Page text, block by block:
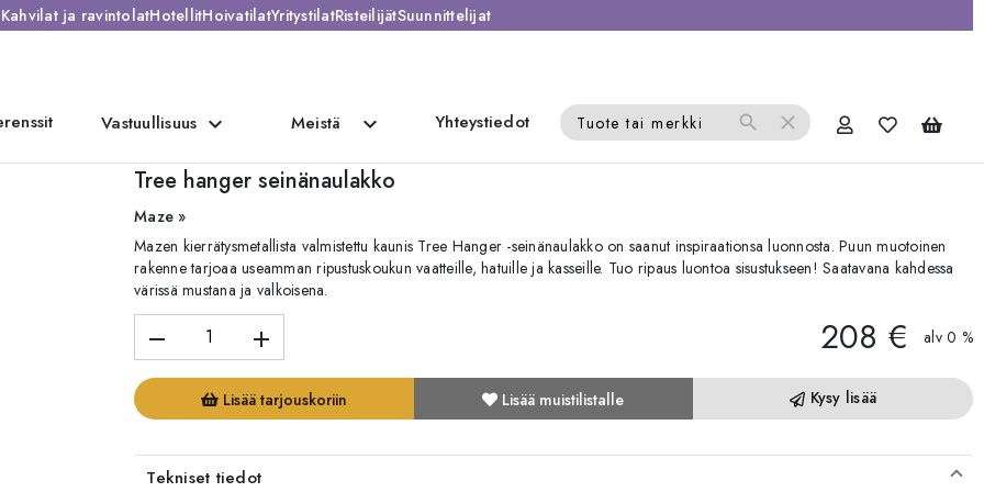
Kahvilat ja ravintolatHotellitHoivatilatYritystilatRisteilijätSuunnittelijat
Vastuullisuus expand_more Meistä expand_more Yhteystiedot Tuote tai merkki search close
Tree hanger seinänaulakko
Maze »
Mazen kierrätysmetallista valmistettu kaunis Tree Hanger -seinänaulakko on saanut inspiraationsa luonnosta. Puun muotoinen
rakenne tarjoaa useamman ripustuskoukun vaatteille, hatuille ja kasseille. Tuo ripaus luontoa sisustukseen! Saatavana kahdessa
värissä mustana ja valkoisena.
remove add 208 € alv 0 %
Lisää tarjouskoriin Lisää muistilistalle Kysy lisää
Tekniset tiedot